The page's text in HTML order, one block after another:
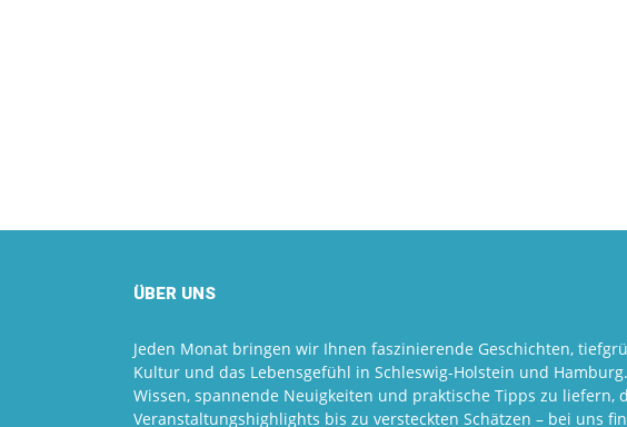
ÜBER UNS
Jeden Monat bringen wir Ihnen faszinierende Geschichten,
Kultur und das Lebensgefühl in Schleswig-Holstein und
Wissen, spannende Neuigkeiten und praktische Tipps zu liefern,
Veranstaltungshighlights bis zu versteckten Schätzen – bei uns